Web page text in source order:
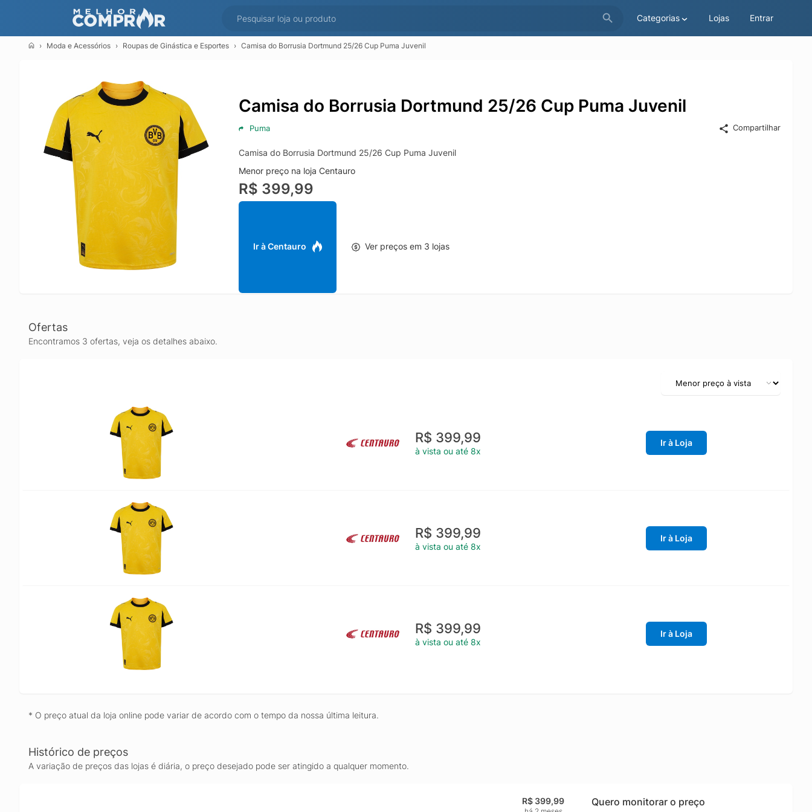
Categorias Lojas Entrar
Moda e Acessórios Roupas de Ginástica e Esportes Camisa do Borrusia Dortmund 25/26 Cup Puma Juvenil
Camisa do Borrusia Dortmund 25/26 Cup Puma Juvenil
Puma Compartilhar
Camisa do Borrusia Dortmund 25/26 Cup Puma Juvenil
Menor preço na loja Centauro
R$ 399,99
Ir à Centauro Ver preços em 3 lojas
Ofertas
Encontramos 3 ofertas, veja os detalhes abaixo.
R$ 399,99
à vista ou até 8x
Ir à Loja
R$ 399,99
à vista ou até 8x
Ir à Loja
R$ 399,99
à vista ou até 8x
Ir à Loja
* O preço atual da loja online pode variar de acordo com o tempo da nossa última leitura.
Histórico de preços
A variação de preços das lojas é diária, o preço desejado pode ser atingido a qualquer momento.
R$ 399,99 Quero monitorar o preço